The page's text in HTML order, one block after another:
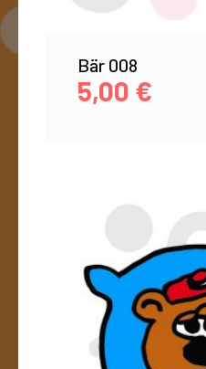
Bär 008
5,00 €